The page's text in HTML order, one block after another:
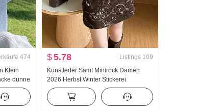
474
Klein
dünne
Klein
$5.78 Listings 109
Kunstleder Samt Minirock Damen
2026 Herbst Winter Stickerei
Wildleder A-Linien-Rock Hohe Taille
Anti-Exposition Shorts Stickerei
Halber Rock Damen